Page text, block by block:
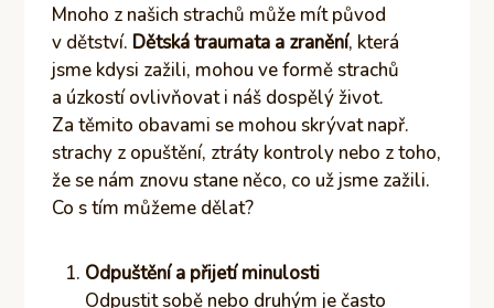
Mnoho z našich strachů může mít původ
v dětství. Dětská traumata a zranění, která
jsme kdysi zažili, mohou ve formě strachů
a úzkostí ovlivňovat i náš dospělý život.
Za těmito obavami se mohou skrývat např.
strachy z opuštění, ztráty kontroly nebo z toho,
že se nám znovu stane něco, co už jsme zažili.
Co s tím můžeme dělat?
Odpuštění a přijetí minulosti
Odpustit sobě nebo druhým je často